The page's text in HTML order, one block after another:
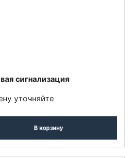
сигнализация
уточняйте
В корзину